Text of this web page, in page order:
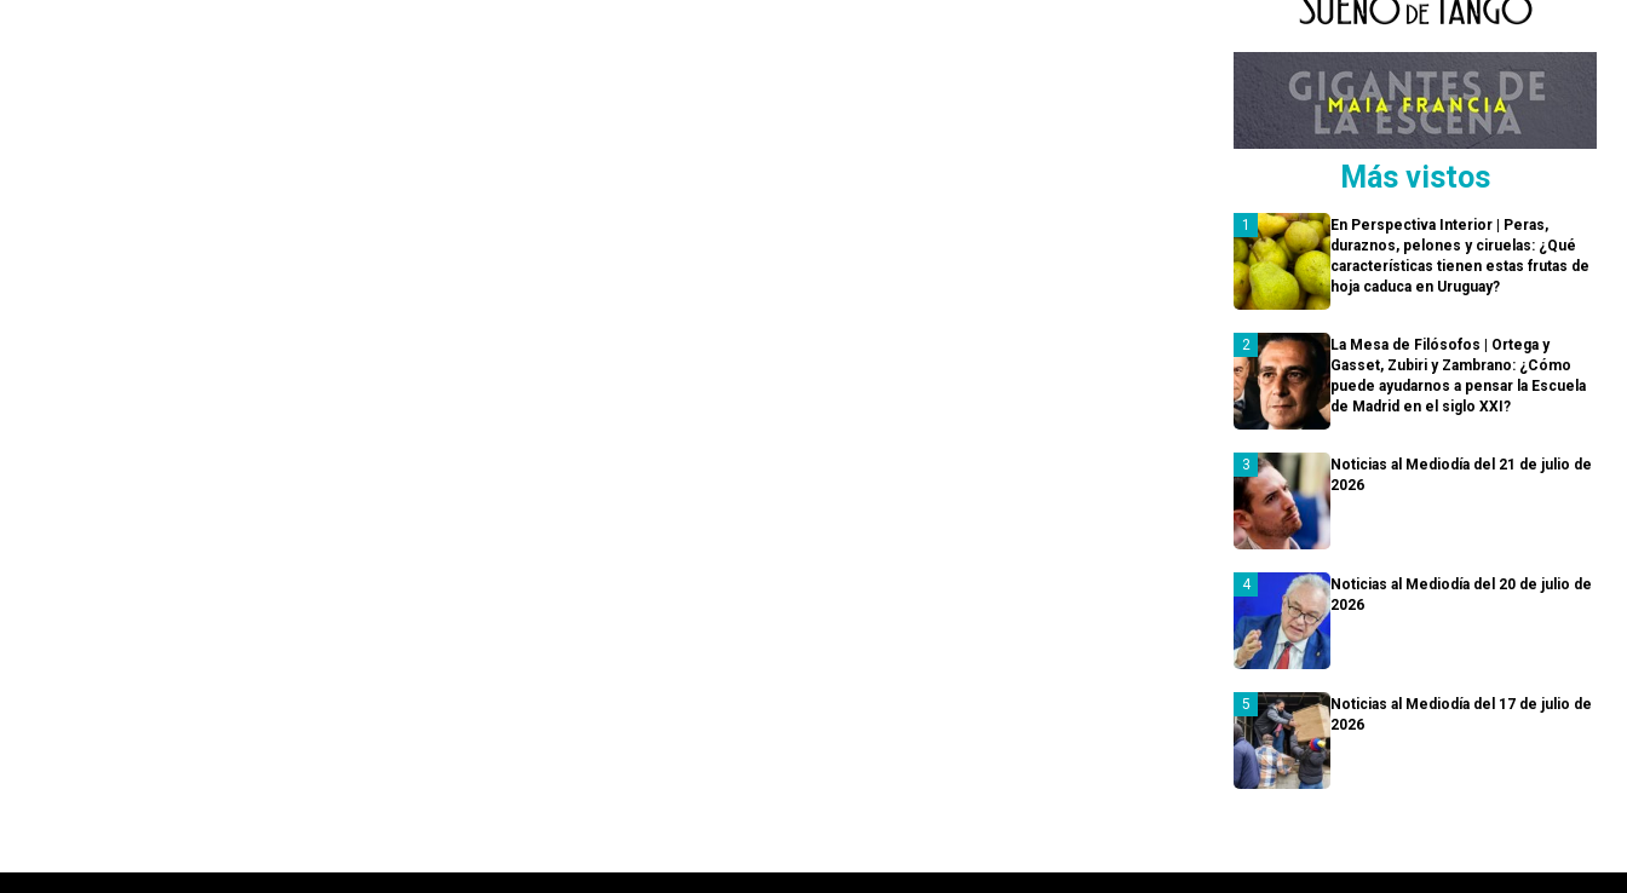
Más vistos
En Perspectiva Interior | Peras,
duraznos, pelones y ciruelas: ¿Qué
características tienen estas frutas de
hoja caduca en Uruguay?
La Mesa de Filósofos | Ortega y
Gasset, Zubiri y Zambrano: ¿Cómo
puede ayudarnos a pensar la Escuela
de Madrid en el siglo XXI?
Noticias al Mediodía del 21 de julio de
2026
Noticias al Mediodía del 20 de julio de
2026
Noticias al Mediodía del 17 de julio de
2026